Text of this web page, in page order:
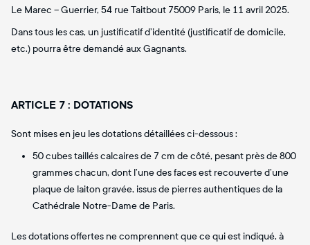
Le Marec – Guerrier, 54 rue Taitbout 75009 Paris, le 11 avril 2025.
Dans tous les cas, un justificatif d’identité (justificatif de domicile,
etc.) pourra être demandé aux Gagnants.
ARTICLE 7 : DOTATIONS
Sont mises en jeu les dotations détaillées ci-dessous :
50 cubes taillés calcaires de 7 cm de côté, pesant près de 800
grammes chacun, dont l’une des faces est recouverte d’une
plaque de laiton gravée, issus de pierres authentiques de la
Cathédrale Notre-Dame de Paris.
Les dotations offertes ne comprennent que ce qui est indiqué, à